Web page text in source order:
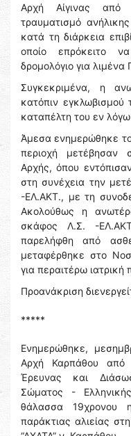
Αρχή Αίγινας από
τραυματισμό
κατά τη διάρκεια
οποίο επρόκειτο
δρομολόγιο για λιμένα
Συγκεκριμένα, η
κατόπιν
καταπέλτη του εν λόγω
Άμεσα ενημερώθηκε
περιοχή μετέβησαν
Αρχής, όπου
στη συνέχεια την
-ΕΛ.ΑΚΤ., με τη
Ακολούθως η
σκάφος Λ.Σ. -
παρελήφθη από
μεταφέρθηκε στο
για περαιτέρω ιατρική
Προανάκριση
*****
Ενημερώθηκε,
Αρχή Καρπάθου από
Έρευνας και
Σώματος -
θάλασσα 19χρονου
παράκτιας αλιείας